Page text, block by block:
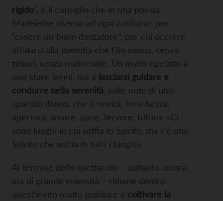
rigido”, è il consiglio che in una poesia
Madeleine riserva ad ogni cristiano: per
“essere un buon danzatore”, per cui occorre
affidarsi alla melodia che Dio suona, senza
timori, senza malinconie. Un invito ripetuto a
non stare fermi, ma a lasciarsi guidare e
condurre nella serenità , sulle note di uno
spartito divino, che è novità, freschezza,
apertura, amore, pace, fervore, futuro. «Ci
sono luoghi in cui soffia lo Spirito, ma c’è uno
Spirito che soffia in tutti i luoghi».
Al termine dello spettacolo – soltanto un’ora,
ma di grande intensità – rimane dentro
quest’invito molto giubilare a coltivare la